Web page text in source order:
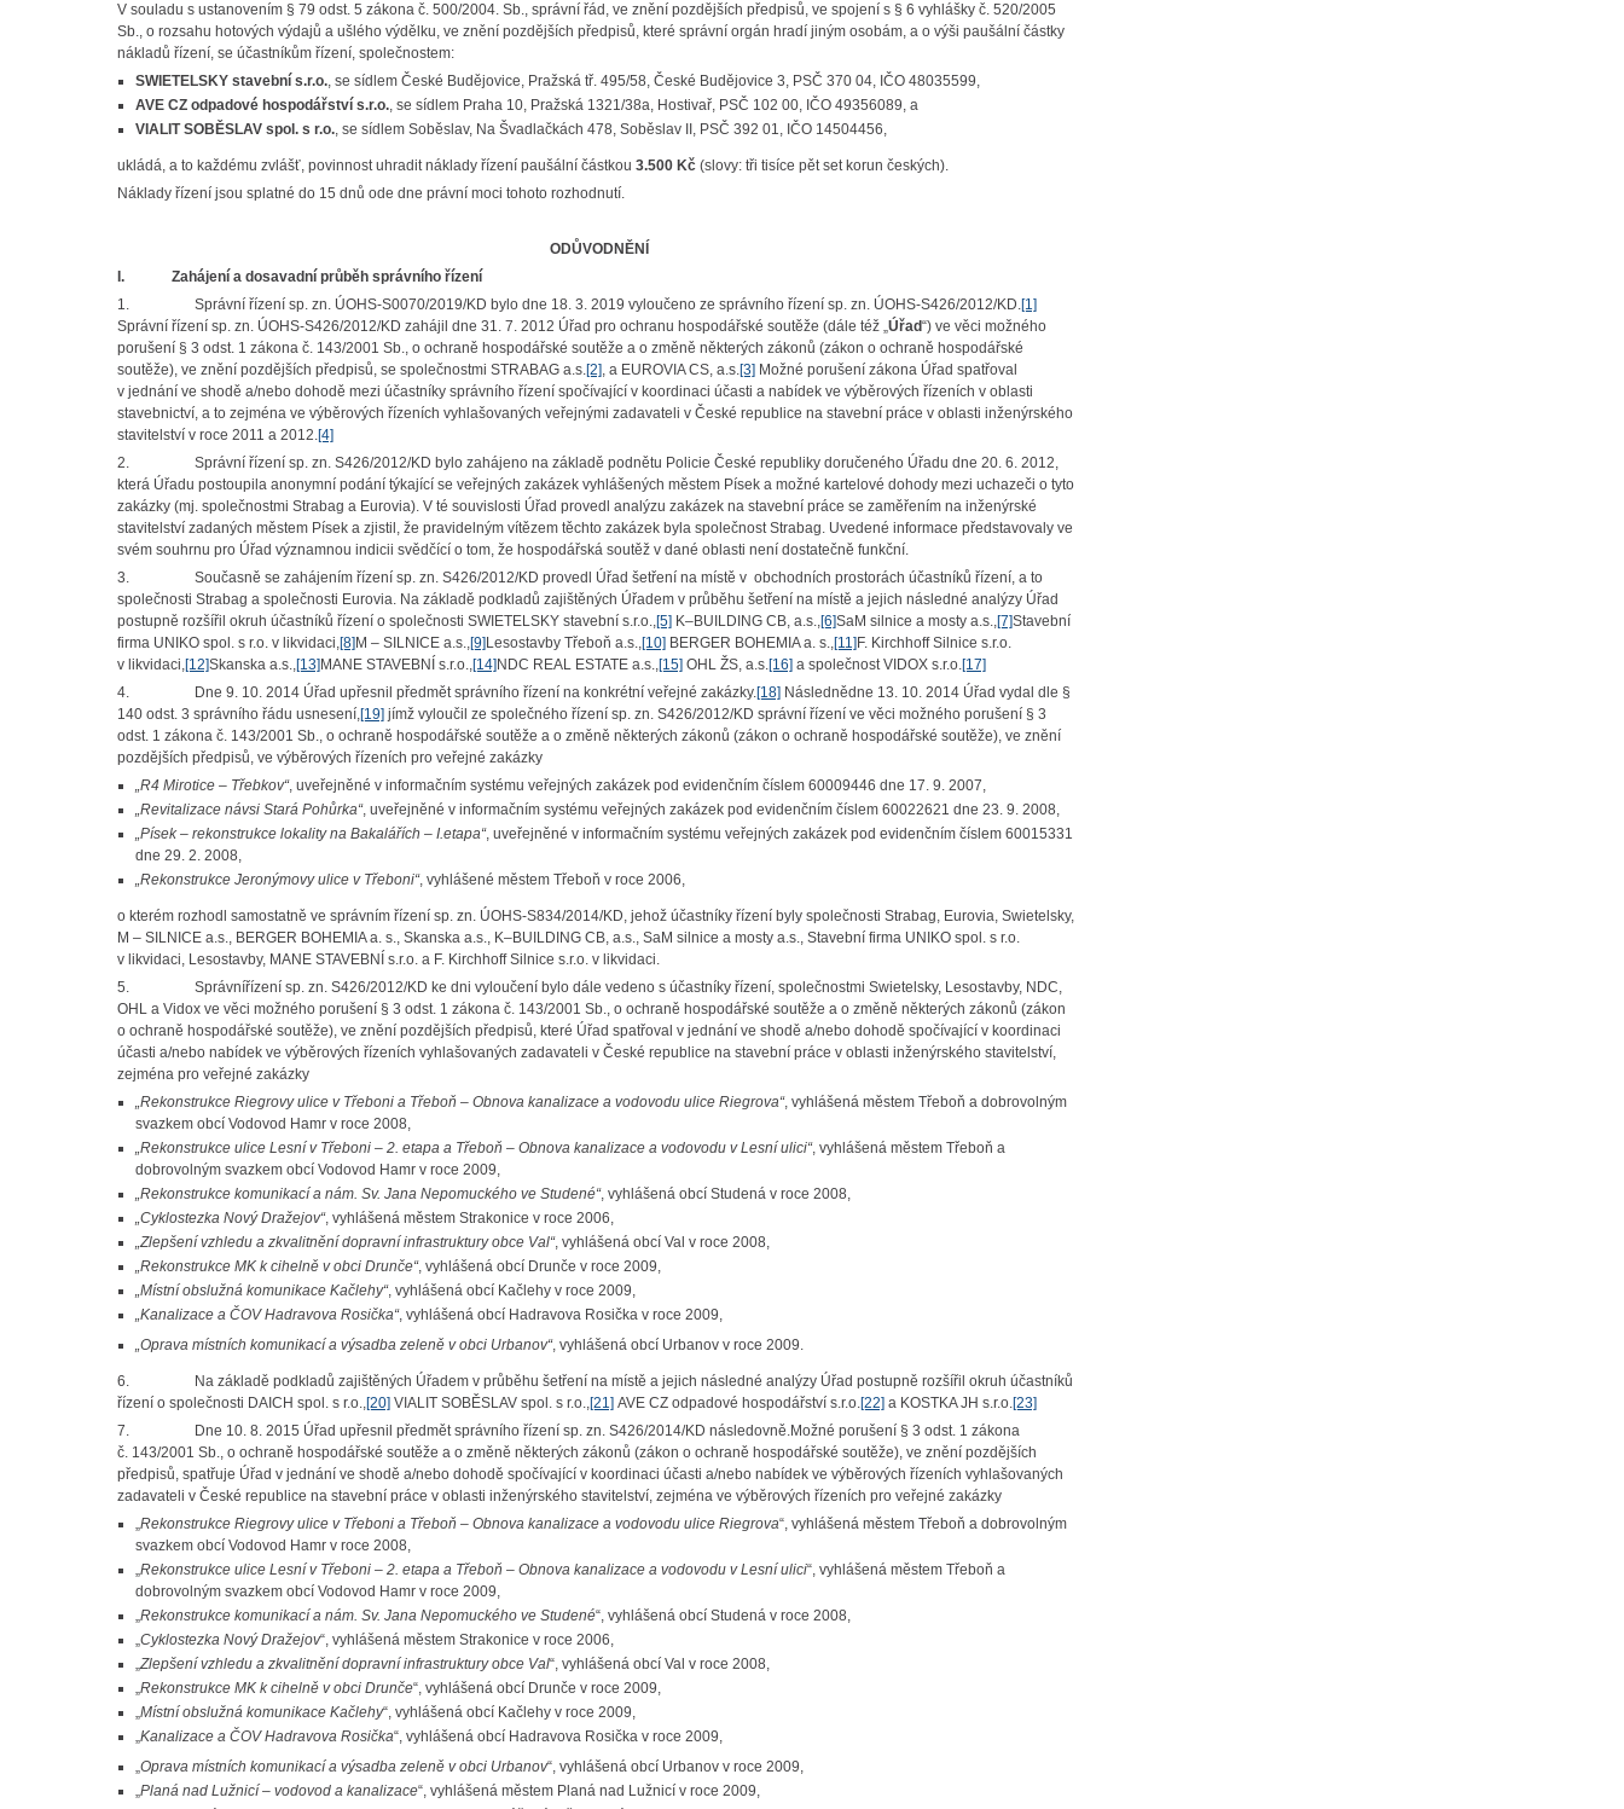
V souladu s ustanovením § 79 odst. 5 zákona č. 500/2004. Sb., správní řád, ve znění pozdějších předpisů, ve spojení s § 6 vyhlášky č. 520/2005
Sb., o rozsahu hotových výdajů a ušlého výdělku, ve znění pozdějších předpisů, které správní orgán hradí jiným osobám, a o výši paušální částky
nákladů řízení, se účastníkům řízení, společnostem:
SWIETELSKY stavební s.r.o., se sídlem České Budějovice, Pražská tř. 495/58, České Budějovice 3, PSČ 370 04, IČO 48035599,
AVE CZ odpadové hospodářství s.r.o., se sídlem Praha 10, Pražská 1321/38a, Hostivař, PSČ 102 00, IČO 49356089, a
VIALIT SOBĚSLAV spol. s r.o., se sídlem Soběslav, Na Švadlačkách 478, Soběslav II, PSČ 392 01, IČO 14504456,
ukládá, a to každému zvlášť, povinnost uhradit náklady řízení paušální částkou 3.500 Kč (slovy: tři tisíce pět set korun českých).
Náklady řízení jsou splatné do 15 dnů ode dne právní moci tohoto rozhodnutí.
ODŮVODNĚNÍ
I. Zahájení a dosavadní průběh správního řízení
1.
Správní řízení sp. zn. ÚOHS-S0070/2019/KD bylo dne 18. 3. 2019 vyloučeno ze správního řízení sp. zn. ÚOHS-S426/2012/KD.[1]
Správní řízení sp. zn. ÚOHS-S426/2012/KD zahájil dne 31. 7. 2012 Úřad pro ochranu hospodářské soutěže (dále též „Úřad“) ve věci možného
porušení § 3 odst. 1 zákona č. 143/2001 Sb., o ochraně hospodářské soutěže a o změně některých zákonů (zákon o ochraně hospodářské
soutěže), ve znění pozdějších předpisů, se společnostmi STRABAG a.s.[2], a EUROVIA CS, a.s.[3] Možné porušení zákona Úřad spatřoval
v jednání ve shodě a/nebo dohodě mezi účastníky správního řízení spočívající v koordinaci účasti a nabídek ve výběrových řízeních v oblasti
stavebnictví, a to zejména ve výběrových řízeních vyhlašovaných veřejnými zadavateli v České republice na stavební práce v oblasti inženýrského
stavitelství v roce 2011 a 2012.[4]
2.
Správní řízení sp. zn. S426/2012/KD bylo zahájeno na základě podnětu Policie České republiky doručeného Úřadu dne 20. 6. 2012,
která Úřadu postoupila anonymní podání týkající se veřejných zakázek vyhlášených městem Písek a možné kartelové dohody mezi uchazeči o tyto
zakázky (mj. společnostmi Strabag a Eurovia). V té souvislosti Úřad provedl analýzu zakázek na stavební práce se zaměřením na inženýrské
stavitelství zadaných městem Písek a zjistil, že pravidelným vítězem těchto zakázek byla společnost Strabag. Uvedené informace představovaly ve
svém souhrnu pro Úřad významnou indicii svědčící o tom, že hospodářská soutěž v dané oblasti není dostatečně funkční.
3.
Současně se zahájením řízení sp. zn. S426/2012/KD provedl Úřad šetření na místě v obchodních prostorách účastníků řízení, a to
společnosti Strabag a společnosti Eurovia. Na základě podkladů zajištěných Úřadem v průběhu šetření na místě a jejich následné analýzy Úřad
postupně rozšířil okruh účastníků řízení o společnosti SWIETELSKY stavební s.r.o.,[5] K–BUILDING CB, a.s.,[6]SaM silnice a mosty a.s.,[7]Stavební
firma UNIKO spol. s r.o. v likvidaci,[8] M – SILNICE a.s.,[9] Lesostavby Třeboň a.s.,[10] BERGER BOHEMIA a. s.,[11] F. Kirchhoff Silnice s.r.o.
v likvidaci,[12]Skanska a.s.,[13] MANE STAVEBNÍ s.r.o.,[14] NDC REAL ESTATE a.s.,[15] OHL ŽS, a.s.[16] a společnost VIDOX s.r.o.[17]
4.
Dne 9. 10. 2014 Úřad upřesnil předmět správního řízení na konkrétní veřejné zakázky.[18] Následnědne 13. 10. 2014 Úřad vydal dle §
140 odst. 3 správního řádu usnesení,[19] jímž vyloučil ze společného řízení sp. zn. S426/2012/KD správní řízení ve věci možného porušení § 3
odst. 1 zákona č. 143/2001 Sb., o ochraně hospodářské soutěže a o změně některých zákonů (zákon o ochraně hospodářské soutěže), ve znění
pozdějších předpisů, ve výběrových řízeních pro veřejné zakázky
„R4 Mirotice – Třebkov“, uveřejněné v informačním systému veřejných zakázek pod evidenčním číslem 60009446 dne 17. 9. 2007,
„Revitalizace návsi Stará Pohůrka“, uveřejněné v informačním systému veřejných zakázek pod evidenčním číslem 60022621 dne 23. 9. 2008,
„Písek – rekonstrukce lokality na Bakalářích – I.etapa“, uveřejněné v informačním systému veřejných zakázek pod evidenčním číslem 60015331
dne 29. 2. 2008,
„Rekonstrukce Jeronýmovy ulice v Třeboni“, vyhlášené městem Třeboň v roce 2006,
o kterém rozhodl samostatně ve správním řízení sp. zn. ÚOHS-S834/2014/KD, jehož účastníky řízení byly společnosti Strabag, Eurovia, Swietelsky,
M – SILNICE a.s., BERGER BOHEMIA a. s., Skanska a.s., K–BUILDING CB, a.s., SaM silnice a mosty a.s., Stavební firma UNIKO spol. s r.o.
v likvidaci, Lesostavby, MANE STAVEBNÍ s.r.o. a F. Kirchhoff Silnice s.r.o. v likvidaci.
5.
Správnířízení sp. zn. S426/2012/KD ke dni vyloučení bylo dále vedeno s účastníky řízení, společnostmi Swietelsky, Lesostavby, NDC,
OHL a Vidox ve věci možného porušení § 3 odst. 1 zákona č. 143/2001 Sb., o ochraně hospodářské soutěže a o změně některých zákonů (zákon
o ochraně hospodářské soutěže), ve znění pozdějších předpisů, které Úřad spatřoval v jednání ve shodě a/nebo dohodě spočívající v koordinaci
účasti a/nebo nabídek ve výběrových řízeních vyhlašovaných zadavateli v České republice na stavební práce v oblasti inženýrského stavitelství,
zejména pro veřejné zakázky
„Rekonstrukce Riegrovy ulice v Třeboni a Třeboň – Obnova kanalizace a vodovodu ulice Riegrova“, vyhlášená městem Třeboň a dobrovolným
svazkem obcí Vodovod Hamr v roce 2008,
„Rekonstrukce ulice Lesní v Třeboni – 2. etapa a Třeboň – Obnova kanalizace a vodovodu v Lesní ulici“, vyhlášená městem Třeboň a
dobrovolným svazkem obcí Vodovod Hamr v roce 2009,
„Rekonstrukce komunikací a nám. Sv. Jana Nepomuckého ve Studené“, vyhlášená obcí Studená v roce 2008,
„Cyklostezka Nový Dražejov“, vyhlášená městem Strakonice v roce 2006,
„Zlepšení vzhledu a zkvalitnění dopravní infrastruktury obce Val“, vyhlášená obcí Val v roce 2008,
„Rekonstrukce MK k cihelně v obci Drunče“, vyhlášená obcí Drunče v roce 2009,
„Místní obslužná komunikace Kačlehy“, vyhlášená obcí Kačlehy v roce 2009,
„Kanalizace a ČOV Hadravova Rosička“, vyhlášená obcí Hadravova Rosička v roce 2009,
„Oprava místních komunikací a výsadba zeleně v obci Urbanov“, vyhlášená obcí Urbanov v roce 2009.
6.
Na základě podkladů zajištěných Úřadem v průběhu šetření na místě a jejich následné analýzy Úřad postupně rozšířil okruh účastníků
řízení o společnosti DAICH spol. s r.o.,[20] VIALIT SOBĚSLAV spol. s r.o.,[21] AVE CZ odpadové hospodářství s.r.o.[22] a KOSTKA JH s.r.o.[23]
7.
Dne 10. 8. 2015 Úřad upřesnil předmět správního řízení sp. zn. S426/2014/KD následovně.Možné porušení § 3 odst. 1 zákona
č. 143/2001 Sb., o ochraně hospodářské soutěže a o změně některých zákonů (zákon o ochraně hospodářské soutěže), ve znění pozdějších
předpisů, spatřuje Úřad v jednání ve shodě a/nebo dohodě spočívající v koordinaci účasti a/nebo nabídek ve výběrových řízeních vyhlašovaných
zadavateli v České republice na stavební práce v oblasti inženýrského stavitelství, zejména ve výběrových řízeních pro veřejné zakázky
„Rekonstrukce Riegrovy ulice v Třeboni a Třeboň – Obnova kanalizace a vodovodu ulice Riegrova“, vyhlášená městem Třeboň a dobrovolným
svazkem obcí Vodovod Hamr v roce 2008,
„Rekonstrukce ulice Lesní v Třeboni – 2. etapa a Třeboň – Obnova kanalizace a vodovodu v Lesní ulici“, vyhlášená městem Třeboň a
dobrovolným svazkem obcí Vodovod Hamr v roce 2009,
„Rekonstrukce komunikací a nám. Sv. Jana Nepomuckého ve Studené“, vyhlášená obcí Studená v roce 2008,
„Cyklostezka Nový Dražejov“, vyhlášená městem Strakonice v roce 2006,
„Zlepšení vzhledu a zkvalitnění dopravní infrastruktury obce Val“, vyhlášená obcí Val v roce 2008,
„Rekonstrukce MK k cihelně v obci Drunče“, vyhlášená obcí Drunče v roce 2009,
„Místní obslužná komunikace Kačlehy“, vyhlášená obcí Kačlehy v roce 2009,
„Kanalizace a ČOV Hadravova Rosička“, vyhlášená obcí Hadravova Rosička v roce 2009,
„Oprava místních komunikací a výsadba zeleně v obci Urbanov“, vyhlášená obcí Urbanov v roce 2009,
„Planá nad Lužnicí – vodovod a kanalizace“, vyhlášená městem Planá nad Lužnicí v roce 2009,